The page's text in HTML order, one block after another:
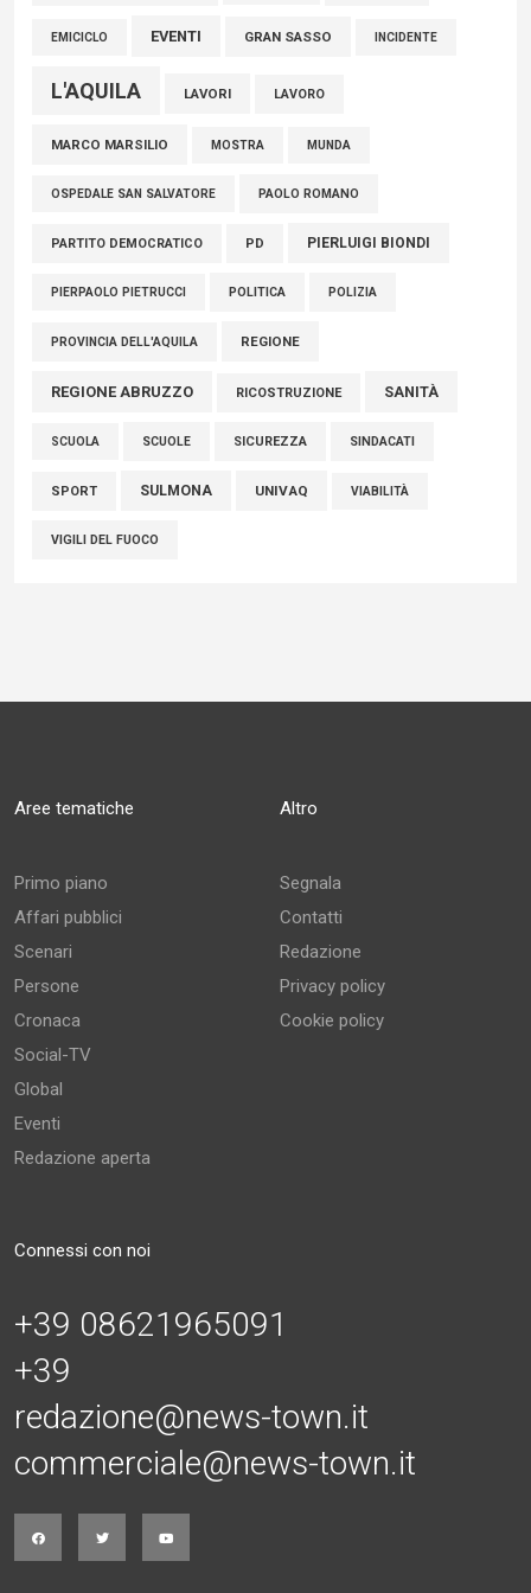
EMICICLO EVENTI GRAN SASSO INCIDENTE
L'AQUILA LAVORI LAVORO
MARCO MARSILIO MOSTRA MUNDA
OSPEDALE SAN SALVATORE PAOLO ROMANO
PARTITO DEMOCRATICO PD PIERLUIGI BIONDI
PIERPAOLO PIETRUCCI POLITICA POLIZIA
PROVINCIA DELL'AQUILA REGIONE
REGIONE ABRUZZO RICOSTRUZIONE SANITÀ
SCUOLA SCUOLE SICUREZZA SINDACATI
SPORT SULMONA UNIVAQ VIABILITÀ
VIGILI DEL FUOCO
Aree tematiche
Primo piano
Affari pubblici
Scenari
Persone
Cronaca
Social-TV
Global
Eventi
Redazione aperta
Altro
Segnala
Contatti
Redazione
Privacy policy
Cookie policy
Connessi con noi
+39 08621965091
+39
redazione@news-town.it
commerciale@news-town.it